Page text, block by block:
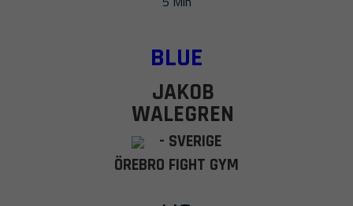
BLUE
JAKOB
WALEGREN
- SVERIGE
ÖREBRO FIGHT GYM